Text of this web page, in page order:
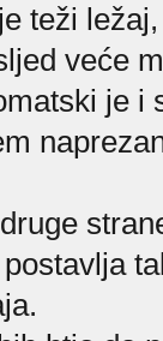
teži
veće
je i